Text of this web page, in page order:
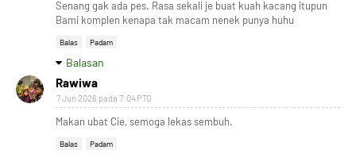
Senang gak ada pes. Rasa sekali je buat kuah kacang itupun
Bami komplen kenapa tak macam nenek punya huhu
Balas Padam
Balasan
Rawiwa
7 Jun 2026 pada 7:04 PTG
Makan ubat Cie, semoga lekas sembuh.
Balas Padam